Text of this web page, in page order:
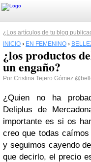
¿Los artículos de tu blog
INICIO › EN FEMENINO ›
¿los productos
un engaño?
Por Cristina Tejero Gómez
¿Quien no ha
Deliplus de
importante es si os
creo que todas
y seguimos cayendo
que decirlo, el precio